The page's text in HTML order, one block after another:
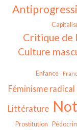
Critique de
Culture
Enfance
Féminisme radical
Littérature
Prostitution